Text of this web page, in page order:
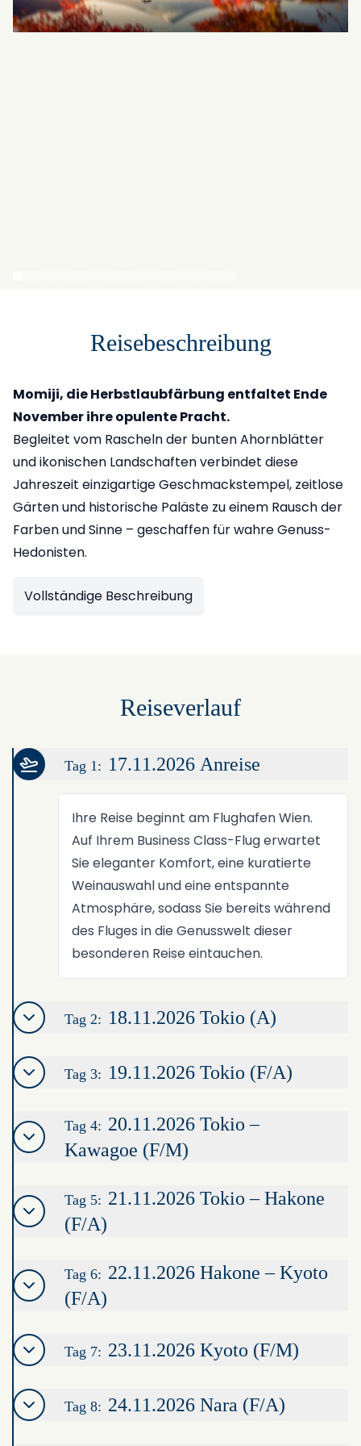
Reisebeschreibung
Momiji, die Herbstlaubfärbung entfaltet Ende
November ihre opulente Pracht.
Begleitet vom Rascheln der bunten Ahornblätter
und ikonischen Landschaften verbindet diese
Jahreszeit einzigartige Geschmackstempel, zeitlose
Gärten und historische Paläste zu einem Rausch der
Farben und Sinne – geschaffen für wahre Genuss-
Hedonisten.
Vollständige Beschreibung
Reiseverlauf
Tag 1: 17.11.2026 Anreise
Ihre Reise beginnt am Flughafen Wien.
Auf Ihrem Business Class-Flug erwartet
Sie eleganter Komfort, eine kuratierte
Weinauswahl und eine entspannte
Atmosphäre, sodass Sie bereits während
des Fluges in die Genusswelt dieser
besonderen Reise eintauchen.
Tag 2: 18.11.2026 Tokio (A)
Tag 3: 19.11.2026 Tokio (F/A)
Tag 4: 20.11.2026 Tokio –
Kawagoe (F/M)
Tag 5: 21.11.2026 Tokio – Hakone
(F/A)
Tag 6: 22.11.2026 Hakone – Kyoto
(F/A)
Tag 7: 23.11.2026 Kyoto (F/M)
Tag 8: 24.11.2026 Nara (F/A)